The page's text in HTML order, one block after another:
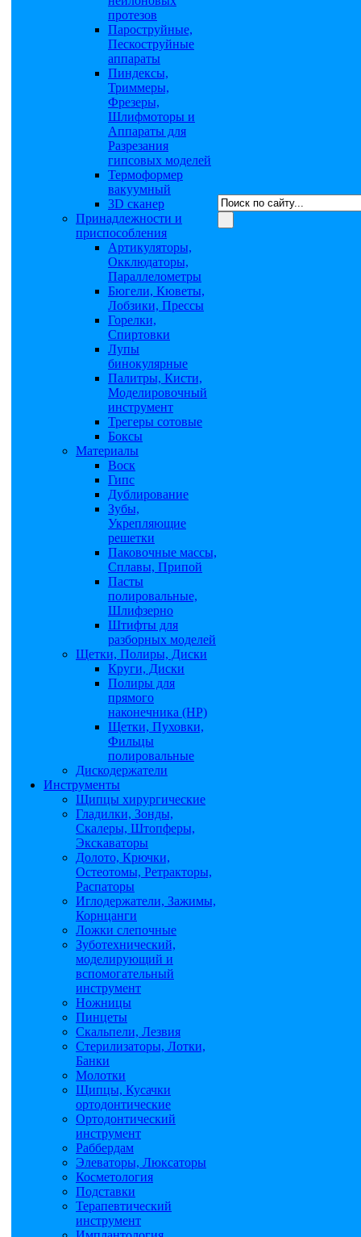
протезов
Пароструйные,
Пескоструйные
аппараты
Пиндексы,
Триммеры,
Фрезеры,
Шлифмоторы и
Аппараты для
Разрезания
гипсовых моделей
Термоформер
вакуумный
3D сканер
Принадлежности и
приспособления
Артикуляторы,
Окклюдаторы,
Параллелометры
Бюгели, Кюветы,
Лобзики, Прессы
Горелки,
Спиртовки
Лупы
бинокулярные
Палитры, Кисти,
Моделировочный
инструмент
Трегеры сотовые
Боксы
Материалы
Воск
Гипс
Дублирование
Зубы,
Укрепляющие
решетки
Паковочные массы,
Сплавы, Припой
Пасты
полировальные,
Шлифзерно
Штифты для
разборных моделей
Щетки, Полиры, Диски
Круги, Диски
Полиры для
прямого
наконечника (НР)
Щетки, Пуховки,
Фильцы
полировальные
Дискодержатели
Инструменты
Щипцы хирургические
Гладилки, Зонды,
Скалеры, Штопферы,
Экскаваторы
Долото, Крючки,
Остеотомы, Ретракторы,
Распаторы
Иглодержатели, Зажимы,
Корнцанги
Ложки слепочные
Зуботехнический,
моделирующий и
вспомогательный
инструмент
Ножницы
Пинцеты
Скальпели, Лезвия
Стерилизаторы, Лотки,
Банки
Молотки
Щипцы, Кусачки
ортодонтические
Ортодонтический
инструмент
Раббердам
Элеваторы, Люксаторы
Косметология
Подставки
Терапевтический
инструмент